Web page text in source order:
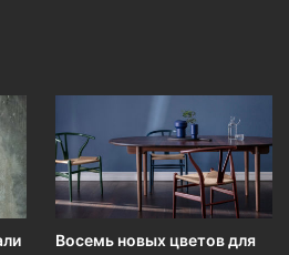
Восемь новых цветов для